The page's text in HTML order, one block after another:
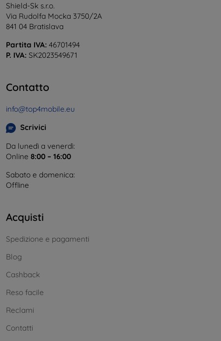
Shield-Sk s.r.o.
Via Rudolfa Mocka 3750/2A
841 04 Bratislava
Partita IVA: 46701494
P. IVA: SK2023549671
Contatto
info@top4mobile.eu
Scrivici
Da lunedì a venerdì:
Online 8:00 – 16:00
Sabato e domenica:
Offline
Acquisti
Spedizione e pagamenti
Blog
Cashback
Reso facile
Reclami
Contatti